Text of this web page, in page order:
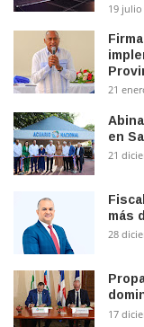
19 julio
21
en
21
más
28
17